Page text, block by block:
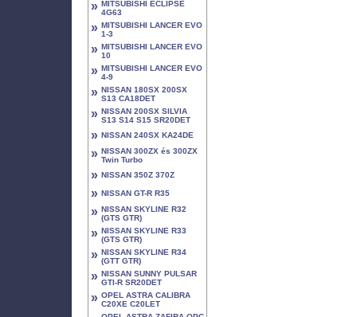
» MITSUBISHI ECLIPSE
4G63
» MITSUBISHI LANCER EVO
1-3
» MITSUBISHI LANCER EVO
10
» MITSUBISHI LANCER EVO
4-9
» NISSAN 180SX 200SX
S13 CA18DET
» NISSAN 200SX SILVIA
S13 S14 S15 SR20DET
» NISSAN 240SX KA24DE
» NISSAN 300ZX és 300ZX
Twin Turbo
» NISSAN 350Z 370Z
» NISSAN GT-R R35
» NISSAN SKYLINE R32
(GTS GTR)
» NISSAN SKYLINE R33
(GTS GTR)
» NISSAN SKYLINE R34
(GTT GTR)
» NISSAN SUNNY PULSAR
GTI-R SR20DET
» OPEL ASTRA CALIBRA
C20XE C20LET